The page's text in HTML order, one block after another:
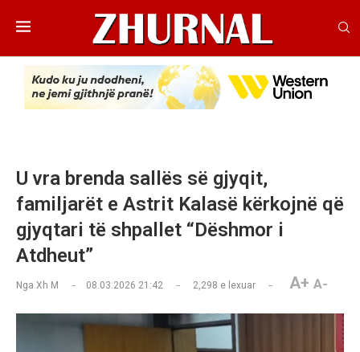
U vra brenda sallës së gjyqit,
familjarët e Astrit Kalasë kërkojnë që
gjyqtari të shpallet “Dëshmor i
Atdheut”
Nga Xh M 08.03.2026 21:42 2,298 e lexuar A+ A-